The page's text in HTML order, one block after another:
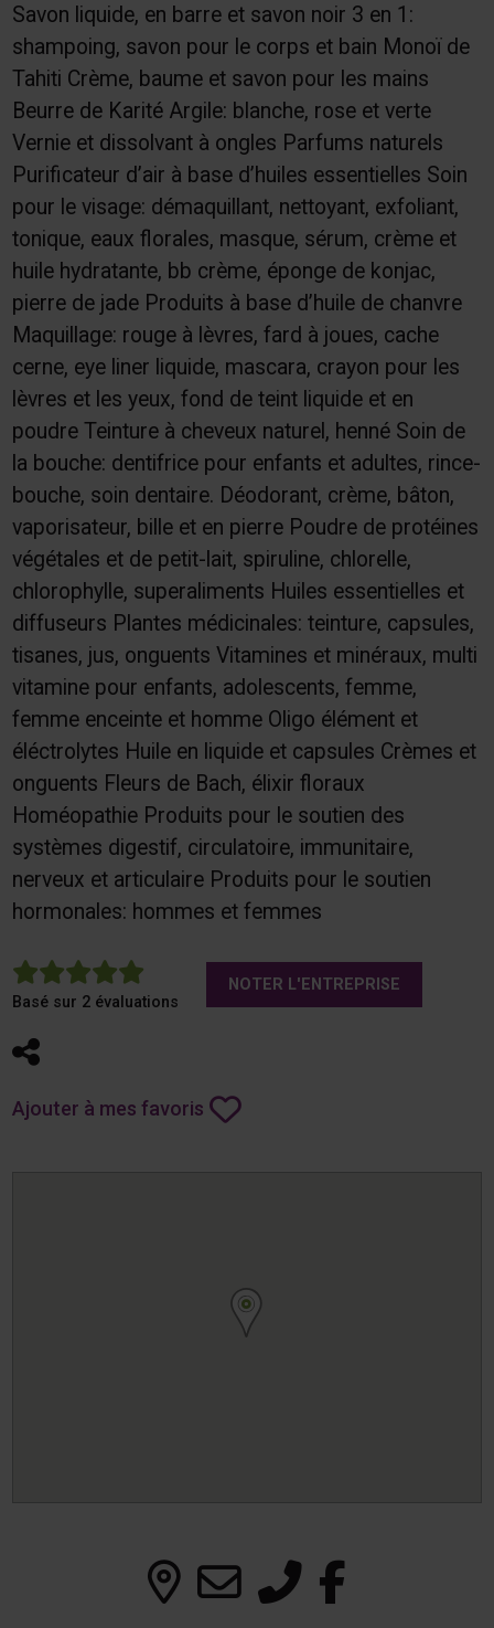
Savon liquide, en barre et savon noir 3 en 1:
shampoing, savon pour le corps et bain Monoï de
Tahiti Crème, baume et savon pour les mains
Beurre de Karité Argile: blanche, rose et verte
Vernie et dissolvant à ongles Parfums naturels
Purificateur d’air à base d’huiles essentielles Soin
pour le visage: démaquillant, nettoyant, exfoliant,
tonique, eaux florales, masque, sérum, crème et
huile hydratante, bb crème, éponge de konjac,
pierre de jade Produits à base d’huile de chanvre
Maquillage: rouge à lèvres, fard à joues, cache
cerne, eye liner liquide, mascara, crayon pour les
lèvres et les yeux, fond de teint liquide et en
poudre Teinture à cheveux naturel, henné Soin de
la bouche: dentifrice pour enfants et adultes, rince-
bouche, soin dentaire. Déodorant, crème, bâton,
vaporisateur, bille et en pierre Poudre de protéines
végétales et de petit-lait, spiruline, chlorelle,
chlorophylle, superaliments Huiles essentielles et
diffuseurs Plantes médicinales: teinture, capsules,
tisanes, jus, onguents Vitamines et minéraux, multi
vitamine pour enfants, adolescents, femme,
femme enceinte et homme Oligo élément et
éléctrolytes Huile en liquide et capsules Crèmes et
onguents Fleurs de Bach, élixir floraux
Homéopathie Produits pour le soutien des
systèmes digestif, circulatoire, immunitaire,
nerveux et articulaire Produits pour le soutien
hormonales: hommes et femmes
5
Basé sur 2 évaluations
NOTER L'ENTREPRISE
Partager
Ajouter à mes favoris